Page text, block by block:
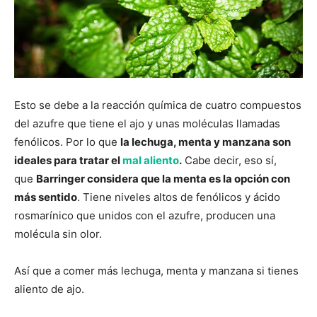
Esto se debe a la reacción química de cuatro compuestos
del azufre que tiene el ajo y unas moléculas llamadas
fenólicos. Por lo que la lechuga, menta y manzana son
ideales para tratar elmal aliento. Cabe decir, eso sí,
que Barringer considera que la menta es la opción con
más sentido. Tiene niveles altos de fenólicos y ácido
rosmarínico que unidos con el azufre, producen una
molécula sin olor.
Así que a comer más lechuga, menta y manzana si tienes
aliento de ajo.